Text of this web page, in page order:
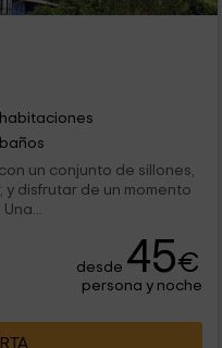
habitaciones
un conjunto de sillones,
disfrutar de un momento
de relax mientras véis la televisión. Una...
desde 45€
persona y noche